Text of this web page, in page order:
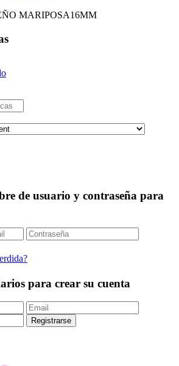
MARIPOSA16MM
de usuario y contraseña para
para crear su cuenta